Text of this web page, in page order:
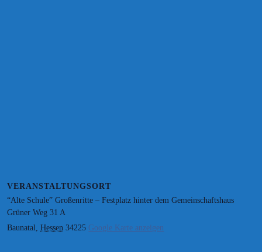
VERANSTALTUNGSORT
“Alte Schule” Großenritte – Festplatz hinter dem Gemeinschaftshaus
Grüner Weg 31 A
Baunatal
Hessen 34225 Google Karte anzeigen